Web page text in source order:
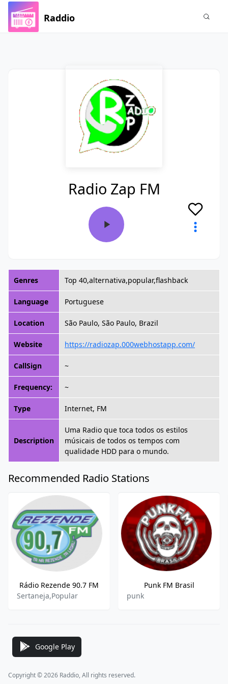
Raddio
Radio Zap FM
Genres Top 40,alternativa,popular,flashback
Language Portuguese
Location São Paulo, São Paulo, Brazil
Website https://radiozap.000webhostapp.com/
CallSign ~
Frequency: ~
Type Internet, FM
Description
Uma Radio que toca todos os estilos
músicais de todos os tempos com
qualidade HDD para o mundo.
Recommended Radio Stations
Rádio Rezende 90.7 FM
Sertaneja,Popular
Punk FM Brasil
punk
Google Play
Copyright © 2026 Raddio, All rights reserved.